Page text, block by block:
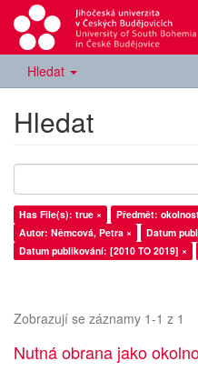
Hledat
Hledat
Has File(s): true ×
Předmět:
Autor: Němcová, Petra ×
Datum
Datum publikování: [2010 TO 2019] ×
Zobrazují se záznamy 1-1 z 1
Nutná obrana jako